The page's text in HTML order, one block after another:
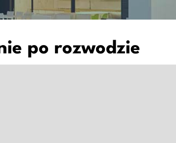
po rozwodzie